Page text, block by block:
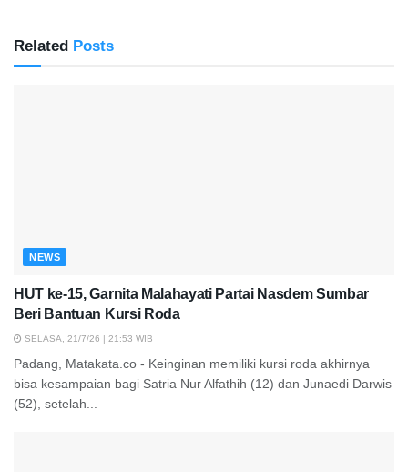
Related Posts
NEWS
HUT ke-15, Garnita Malahayati Partai Nasdem Sumbar
Beri Bantuan Kursi Roda
SELASA, 21/7/26 | 21:53 WIB
Padang, Matakata.co - Keinginan memiliki kursi roda akhirnya
bisa kesampaian bagi Satria Nur Alfathih (12) dan Junaedi Darwis
(52), setelah...